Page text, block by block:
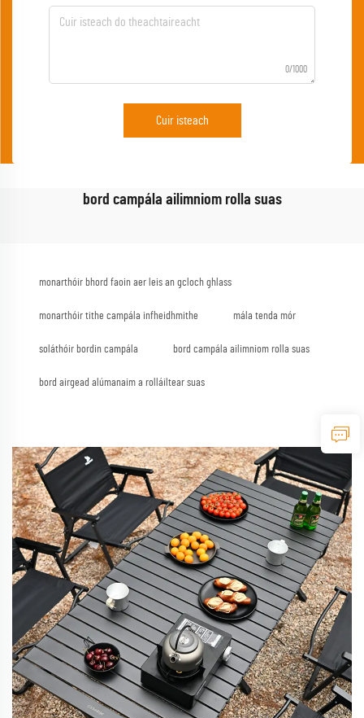
0/1000
Cuir isteach
bord campála ailimniom rolla suas
monarthóir bhord faoin aer leis an gcloch ghlass
monarthóir tithe campála infheidhmithe mála tenda mór
soláthóir bordin campála bord campála ailimniom rolla suas
bord airgead alúmanaim a rolláiltear suas